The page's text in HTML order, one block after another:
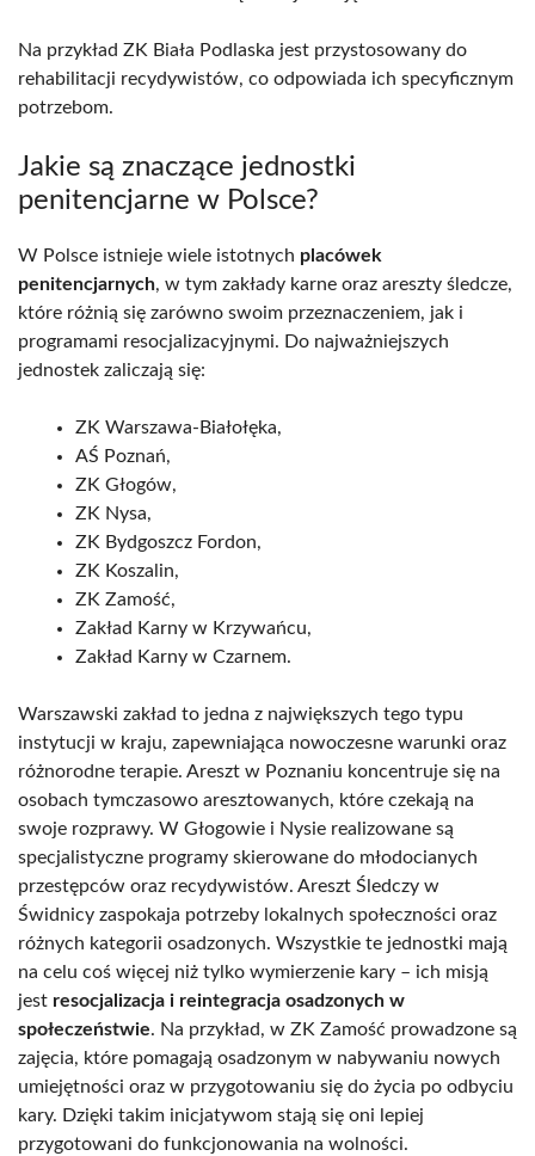
Na przykład ZK Biała Podlaska jest przystosowany do
rehabilitacji recydywistów, co odpowiada ich specyficznym
potrzebom.
Jakie są znaczące jednostki
penitencjarne w Polsce?
W Polsce istnieje wiele istotnych placówek
penitencjarnych, w tym zakłady karne oraz areszty śledcze,
które różnią się zarówno swoim przeznaczeniem, jak i
programami resocjalizacyjnymi. Do najważniejszych
jednostek zaliczają się:
ZK Warszawa-Białołęka,
AŚ Poznań,
ZK Głogów,
ZK Nysa,
ZK Bydgoszcz Fordon,
ZK Koszalin,
ZK Zamość,
Zakład Karny w Krzywańcu,
Zakład Karny w Czarnem.
Warszawski zakład to jedna z największych tego typu
instytucji w kraju, zapewniająca nowoczesne warunki oraz
różnorodne terapie. Areszt w Poznaniu koncentruje się na
osobach tymczasowo aresztowanych, które czekają na
swoje rozprawy. W Głogowie i Nysie realizowane są
specjalistyczne programy skierowane do młodocianych
przestępców oraz recydywistów. Areszt Śledczy w
Świdnicy zaspokaja potrzeby lokalnych społeczności oraz
różnych kategorii osadzonych. Wszystkie te jednostki mają
na celu coś więcej niż tylko wymierzenie kary – ich misją
jest resocjalizacja i reintegracja osadzonych w
społeczeństwie. Na przykład, w ZK Zamość prowadzone są
zajęcia, które pomagają osadzonym w nabywaniu nowych
umiejętności oraz w przygotowaniu się do życia po odbyciu
kary. Dzięki takim inicjatywom stają się oni lepiej
przygotowani do funkcjonowania na wolności.